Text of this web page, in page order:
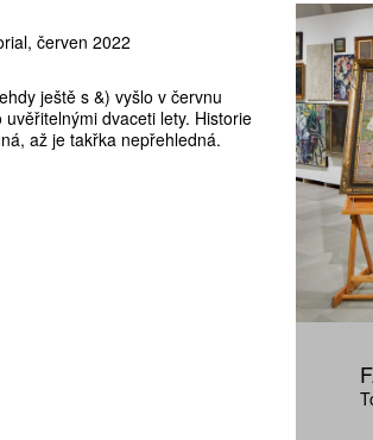
červen 2022
ještě s &) vyšlo v červnu
dvaceti lety. Historie
až je takřka nepřehledná.
10
365 DNÍ
ČLENSKÁ KARTA